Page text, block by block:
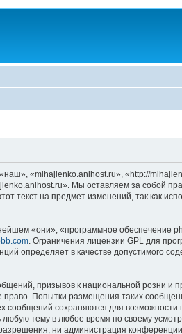
«mihajlenko.anihost.ru», «http://
Мы оставляем за собой
текст на предмет изменений, так как
«они», «программное обеспечение
. Ограничения лицензии GPL для
определяет в качестве допустимого
призывов к национальной розни и
Попытки размещения таких
сохраняются для
тему в любое время по своему
ни администрация